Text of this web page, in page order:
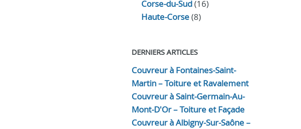
Corse-du-Sud(16)
Haute-Corse(8)
DERNIERS ARTICLES
Couvreur à Fontaines-Saint-
Martin – Toiture et Ravalement
Couvreur à Saint-Germain-Au-
Mont-D'Or – Toiture et Façade
Couvreur à Albigny-Sur-Saône –